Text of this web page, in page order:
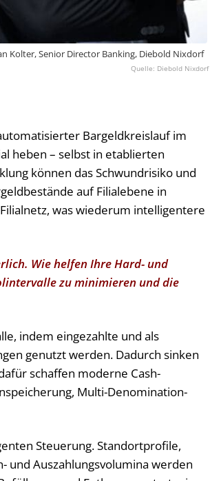
Kolter, Senior Director Banking, Diebold Nixdorf
Diebold Nixdorf
Bargeldkreislauf im
heben – selbst in etablierten
können das Schwundrisiko und
auf Filialebene in
was wiederum intelligentere
Wie helfen Ihre Hard- und
zu minimieren und die
indem eingezahlte und als
genutzt werden. Dadurch sinken
schaffen moderne Cash-
Multi-Denomination-
Steuerung. Standortprofile,
und Auszahlungsvolumina werden